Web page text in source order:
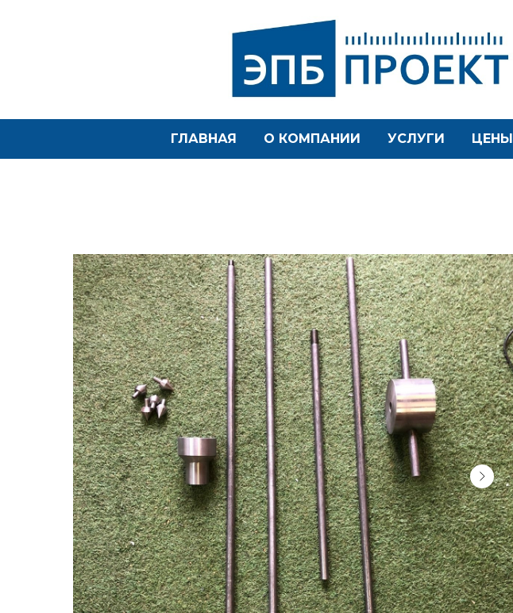
ГЛАВНАЯ О КОМПАНИИ УСЛУГИ ЦЕНЫ